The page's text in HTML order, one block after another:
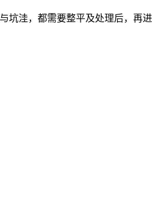
坑洼，都需要整平及处理后，再进